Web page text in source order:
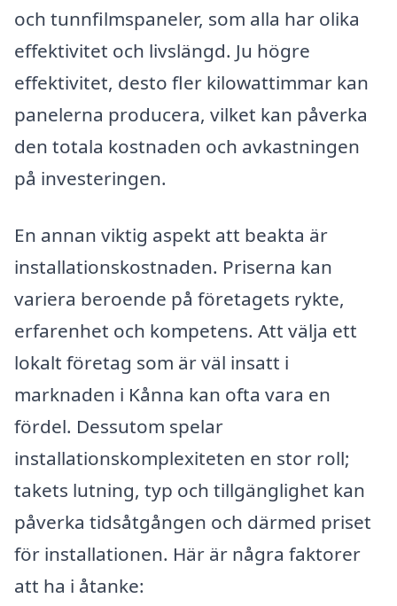
och tunnfilmspaneler, som alla har olika
effektivitet och livslängd. Ju högre
effektivitet, desto fler kilowattimmar kan
panelerna producera, vilket kan påverka
den totala kostnaden och avkastningen
på investeringen.
En annan viktig aspekt att beakta är
installationskostnaden. Priserna kan
variera beroende på företagets rykte,
erfarenhet och kompetens. Att välja ett
lokalt företag som är väl insatt i
marknaden i Kånna kan ofta vara en
fördel. Dessutom spelar
installationskomplexiteten en stor roll;
takets lutning, typ och tillgänglighet kan
påverka tidsåtgången och därmed priset
för installationen. Här är några faktorer
att ha i åtanke: